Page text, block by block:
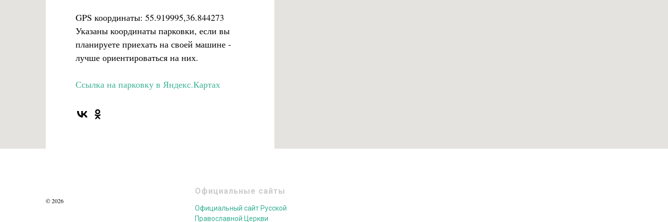
GPS координаты: 55.919995,36.844273
Указаны координаты парковки, если вы
планируете приехать на своей машине -
лучше ориентироваться на них.
Ссылка на парковку в Яндекс.Картах
© 2026
Официальные сайты
Официальный сайт Русской
Православной Церкви